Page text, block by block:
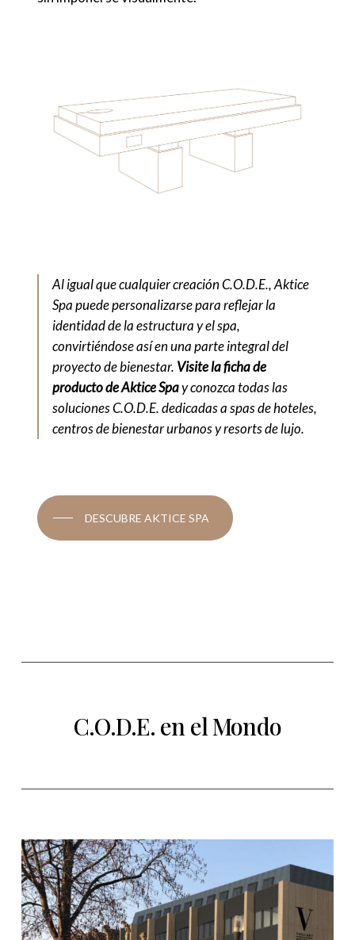
Al igual que cualquier creación C.O.D.E., Aktice
Spa puede personalizarse para reflejar la
identidad de la estructura y el spa,
convirtiéndose así en una parte integral del
proyecto de bienestar. Visite la ficha de
producto de Aktice Spay conozca todas las
soluciones C.O.D.E. dedicadas a spas de hoteles,
centros de bienestar urbanos y resorts de lujo.
DESCUBRE AKTICE SPA
C.O.D.E. en el Mondo